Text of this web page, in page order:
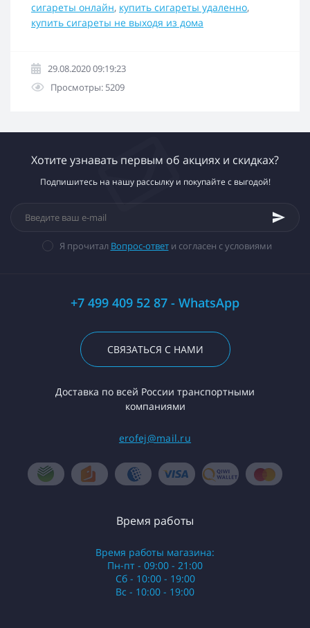
сигареты онлайн, купить сигареты удаленно,
купить сигареты не выходя из дома
29.08.2020 09:19:23
Просмотры: 5209
Хотите узнавать первым об акциях и скидках?
Подпишитесь на нашу рассылку и покупайте с выгодой!
Я прочитал Вопрос-ответи согласен с условиями
+7 499 409 52 87 - WhatsApp
СВЯЗАТЬСЯ С НАМИ
Доставка по всей России транспортными
компаниями
erofej@mail.ru
Время работы
Время работы магазина:
Пн-пт - 09:00 - 21:00
Сб - 10:00 - 19:00
Вс - 10:00 - 19:00